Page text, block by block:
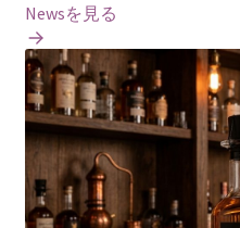
Newsを見る